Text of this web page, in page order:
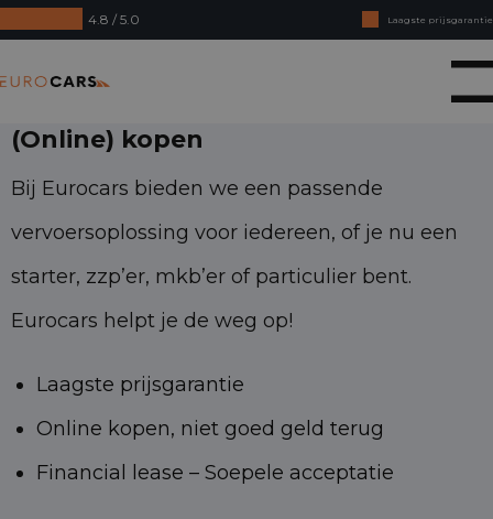
4.8 / 5.0
Laagste prijsgarantie
Online kopen, niet goed geld terug
Financial lease - Soepele acceptatie
(Online) kopen
Bij Eurocars bieden we een passende
vervoersoplossing voor iedereen, of je nu een
starter, zzp’er, mkb’er of particulier bent.
Eurocars helpt je de weg op!
Laagste prijsgarantie
Online kopen, niet goed geld terug
Financial lease – Soepele acceptatie